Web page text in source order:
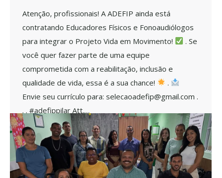
Atenção, profissionais! A ADEFIP ainda está
contratando Educadores Físicos e Fonoaudiólogos
para integrar o Projeto Vida em Movimento!
. Se
você quer fazer parte de uma equipe
comprometida com a reabilitação, inclusão e
qualidade de vida, essa é a sua chance!
.
Envie seu currículo para: selecaoadefip@gmail.com .
. . #adefippilar Att.…